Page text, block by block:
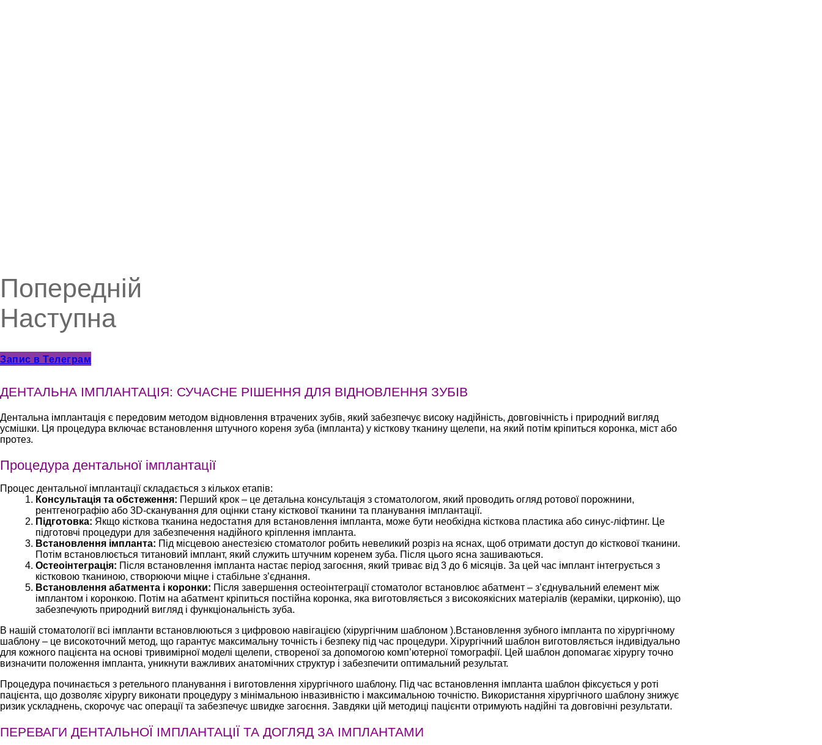
Попередній
Наступна
Запис в Телеграм
ДЕНТАЛЬНА ІМПЛАНТАЦІЯ: СУЧАСНЕ РІШЕННЯ ДЛЯ ВІДНОВЛЕННЯ ЗУБІВ
Дентальна імплантація є передовим методом відновлення втрачених зубів, який забезпечує високу надійність, довговічність і природний вигляд
усмішки. Ця процедура включає встановлення штучного кореня зуба (імпланта) у кісткову тканину щелепи, на який потім кріпиться коронка, міст або
протез.
Процедура дентальної імплантації
Процес дентальної імплантації складається з кількох етапів:
Консультація та обстеження: Перший крок – це детальна консультація з стоматологом, який проводить огляд ротової порожнини,
рентгенографію або 3D-сканування для оцінки стану кісткової тканини та планування імплантації.
Підготовка: Якщо кісткова тканина недостатня для встановлення імпланта, може бути необхідна кісткова пластика або синус-ліфтинг. Це
підготовчі процедури для забезпечення надійного кріплення імпланта.
Встановлення імпланта: Під місцевою анестезією стоматолог робить невеликий розріз на яснах, щоб отримати доступ до кісткової тканини.
Потім встановлюється титановий імплант, який служить штучним коренем зуба. Після цього ясна зашиваються.
Остеоінтеграція: Після встановлення імпланта настає період загоєння, який триває від 3 до 6 місяців. За цей час імплант інтегрується з
кістковою тканиною, створюючи міцне і стабільне з’єднання.
Встановлення абатмента і коронки: Після завершення остеоінтеграції стоматолог встановлює абатмент – з’єднувальний елемент між
імплантом і коронкою. Потім на абатмент кріпиться постійна коронка, яка виготовляється з високоякісних матеріалів (кераміки, цирконію), що
забезпечують природний вигляд і функціональність зуба.
В нашій стоматології всі імпланти встановлюються з цифровою навігацією (хірургічним шаблоном ).Встановлення зубного імпланта по хірургічному
шаблону – це високоточний метод, що гарантує максимальну точність і безпеку під час процедури. Хірургічний шаблон виготовляється індивідуально
для кожного пацієнта на основі тривимірної моделі щелепи, створеної за допомогою комп’ютерної томографії. Цей шаблон допомагає хірургу точно
визначити положення імпланта, уникнути важливих анатомічних структур і забезпечити оптимальний результат.
Процедура починається з ретельного планування і виготовлення хірургічного шаблону. Під час встановлення імпланта шаблон фіксується у роті
пацієнта, що дозволяє хірургу виконати процедуру з мінімальною інвазивністю і максимальною точністю. Використання хірургічного шаблону знижує
ризик ускладнень, скорочує час операції та забезпечує швидке загоєння. Завдяки цій методиці пацієнти отримують надійні та довговічні результати.
ПЕРЕВАГИ ДЕНТАЛЬНОЇ ІМПЛАНТАЦІЇ ТА ДОГЛЯД ЗА ІМПЛАНТАМИ